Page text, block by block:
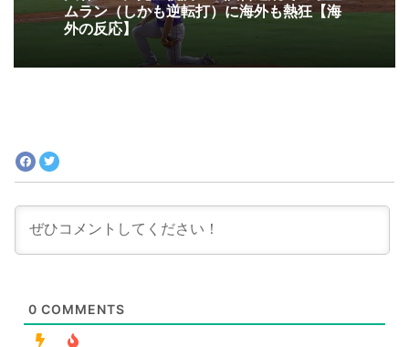
2021年7月29日
卓球金メダルの水谷・伊藤ペア、あまりの
ドラマティックな勝利に海外からも興奮の
声があがる【海外の反応】
0 COMMENTS